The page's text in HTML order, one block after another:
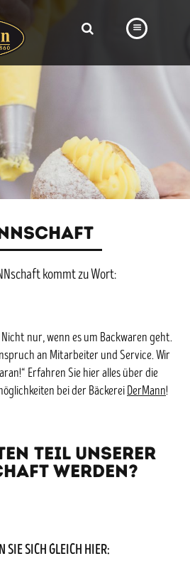
PRODUKTE
FILIALEN
BÄCKEREI
BROTWAY
NEWS
KARRIERE
kommt zu Wort:
nur, wenn es um Backwaren geht.
an Mitarbeiter und Service. Wir
Erfahren Sie hier alles über die
bei der Bäckerei DerMann!
Teil unserer
werden?
SIE SICH GLEICH HIER: